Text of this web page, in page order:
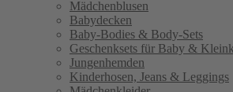
Mädchenblusen
Babydecken
Baby-Bodies & Body-Sets
Geschenksets für Baby &
Jungenhemden
Kinderhosen, Jeans & Leggings